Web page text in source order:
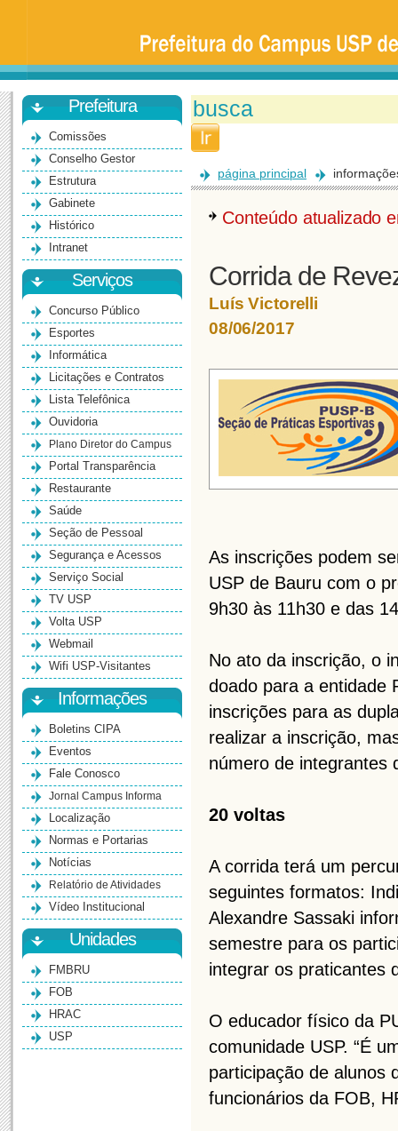
Universidade
São
Paulo
-
BauruPrefeitura
Comissões
Conselho Gestor
Estrutura
Gabinete
Histórico
Intranet
Serviços
Concurso Público
Esportes
Informática
Licitações e Contratos
Lista Telefônica
Ouvidoria
Plano Diretor do Campus
Portal Transparência
Restaurante
Saúde
Seção de Pessoal
Segurança e Acessos
Serviço Social
TV USP
Volta USP
Webmail
Wifi USP-Visitantes
Informações
Boletins CIPA
Eventos
Fale Conosco
Jornal Campus Informa
Localização
Normas e Portarias
Notícias
Relatório de Atividades
Vídeo Institucional
Unidades
FMBRU
FOB
HRAC
USP
página principal
Conteúdo atualizado
Corrida de
Luís Victorelli
08/06/2017
As inscrições podem
USP de Bauru com o
9h30 às 11h30 e das
No ato da inscrição, o
doado para a entidade
inscrições para as
realizar a inscrição,
número de integrantes
20 voltas
A corrida terá um
seguintes formatos:
Alexandre Sassaki
semestre para os
integrar os praticantes
O educador físico da
comunidade USP. “É
participação de alunos
funcionários da FOB,